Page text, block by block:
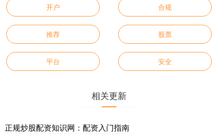
开户 合规
推荐 股票
平台 安全
相关更新
正规炒股配资知识网：配资入门指南